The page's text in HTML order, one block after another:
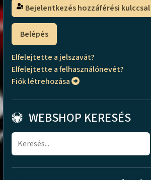
Bejelentkezés hozzáférési kulccsal
Belépés
Elfelejtette a jelszavát?
Elfelejtette a felhasználónevét?
Fiók létrehozása
WEBSHOP KERESÉS